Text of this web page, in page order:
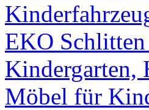
EKO
Kindergarten,
Möbel für